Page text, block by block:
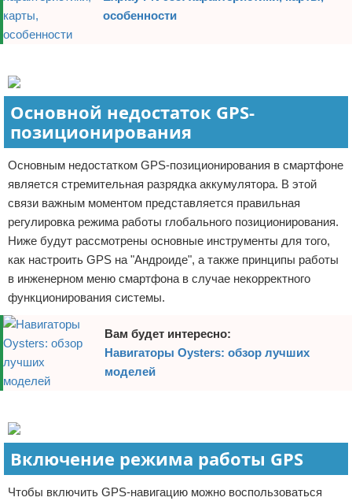
особенности
Основной недостаток GPS-
позиционирования
Основным недостатком GPS-позиционирования в смартфоне
является стремительная разрядка аккумулятора. В этой
связи важным моментом представляется правильная
регулировка режима работы глобального позиционирования.
Ниже будут рассмотрены основные инструменты для того,
как настроить GPS на "Андроиде", а также принципы работы
в инженерном меню смартфона в случае некорректного
функционирования системы.
Вам будет интересно:
Навигаторы Oysters: обзор лучших
моделей
Включение режима работы GPS
Чтобы включить GPS-навигацию можно воспользоваться